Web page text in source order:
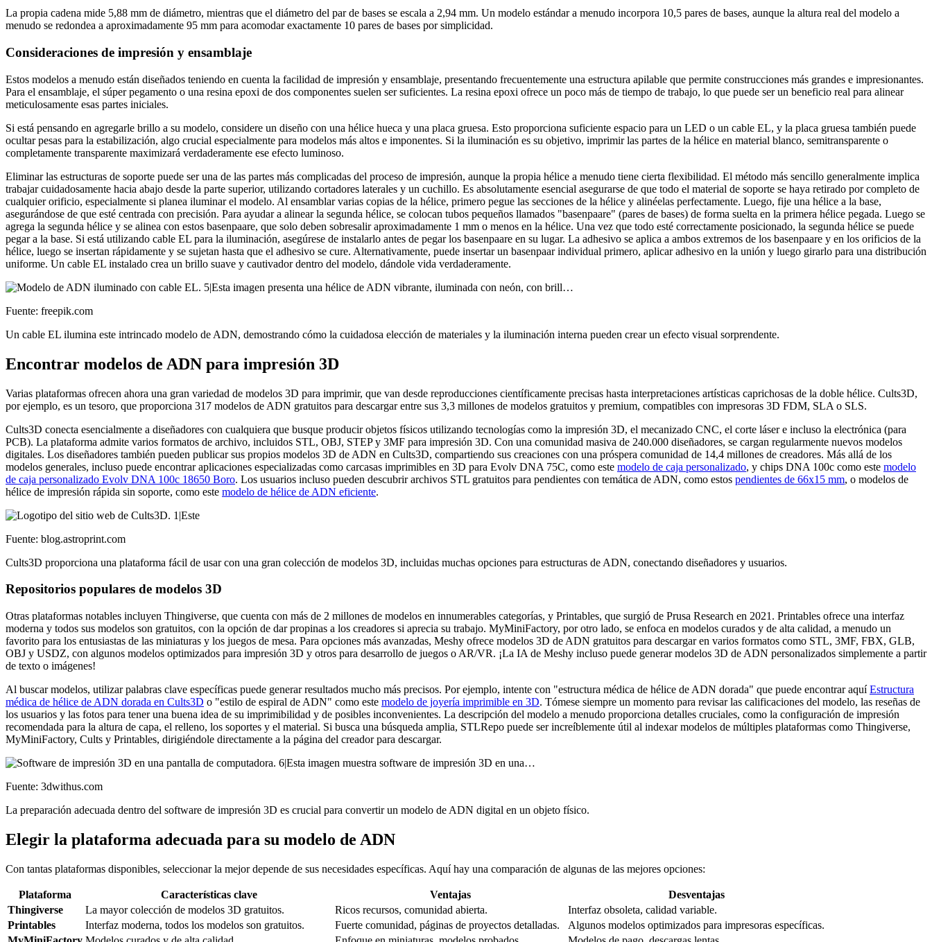
La propia cadena mide 5,88 mm de diámetro, mientras que el diámetro del par de bases se escala a 2,94 mm. Un modelo estándar a menudo incorpora 10,5 pares de bases, aunque la altura real del modelo a
menudo se redondea a aproximadamente 95 mm para acomodar exactamente 10 pares de bases por simplicidad.
Consideraciones de impresión y ensamblaje
Estos modelos a menudo están diseñados teniendo en cuenta la facilidad de impresión y ensamblaje, presentando frecuentemente una estructura apilable que permite construcciones más grandes e impresionantes.
Para el ensamblaje, el súper pegamento o una resina epoxi de dos componentes suelen ser suficientes. La resina epoxi ofrece un poco más de tiempo de trabajo, lo que puede ser un beneficio real para alinear
meticulosamente esas partes iniciales.
Si está pensando en agregarle brillo a su modelo, considere un diseño con una hélice hueca y una placa gruesa. Esto proporciona suficiente espacio para un LED o un cable EL, y la placa gruesa también puede
ocultar pesas para la estabilización, algo crucial especialmente para modelos más altos e imponentes. Si la iluminación es su objetivo, imprimir las partes de la hélice en material blanco, semitransparente o
completamente transparente maximizará verdaderamente ese efecto luminoso.
Eliminar las estructuras de soporte puede ser una de las partes más complicadas del proceso de impresión, aunque la propia hélice a menudo tiene cierta flexibilidad. El método más sencillo generalmente implica
trabajar cuidadosamente hacia abajo desde la parte superior, utilizando cortadores laterales y un cuchillo. Es absolutamente esencial asegurarse de que todo el material de soporte se haya retirado por completo de
cualquier orificio, especialmente si planea iluminar el modelo. Al ensamblar varias copias de la hélice, primero pegue las secciones de la hélice y alinéelas perfectamente. Luego, fije una hélice a la base,
asegurándose de que esté centrada con precisión. Para ayudar a alinear la segunda hélice, se colocan tubos pequeños llamados "basenpaare" (pares de bases) de forma suelta en la primera hélice pegada. Luego se
agrega la segunda hélice y se alinea con estos basenpaare, que solo deben sobresalir aproximadamente 1 mm o menos en la hélice. Una vez que todo esté correctamente posicionado, la segunda hélice se puede
pegar a la base. Si está utilizando cable EL para la iluminación, asegúrese de instalarlo antes de pegar los basenpaare en su lugar. La adhesivo se aplica a ambos extremos de los basenpaare y en los orificios de la
hélice, luego se insertan rápidamente y se sujetan hasta que el adhesivo se cure. Alternativamente, puede insertar un basenpaar individual primero, aplicar adhesivo en la unión y luego girarlo para una distribución
uniforme. Un cable EL instalado crea un brillo suave y cautivador dentro del modelo, dándole vida verdaderamente.
Fuente: freepik.com
Un cable EL ilumina este intrincado modelo de ADN, demostrando cómo la cuidadosa elección de materiales y la iluminación interna pueden crear un efecto visual sorprendente.
Encontrar modelos de ADN para impresión 3D
Varias plataformas ofrecen ahora una gran variedad de modelos 3D para imprimir, que van desde reproducciones científicamente precisas hasta interpretaciones artísticas caprichosas de la doble hélice. Cults3D,
por ejemplo, es un tesoro, que proporciona 317 modelos de ADN gratuitos para descargar entre sus 3,3 millones de modelos gratuitos y premium, compatibles con impresoras 3D FDM, SLA o SLS.
Cults3D conecta esencialmente a diseñadores con cualquiera que busque producir objetos físicos utilizando tecnologías como la impresión 3D, el mecanizado CNC, el corte láser e incluso la electrónica (para
PCB). La plataforma admite varios formatos de archivo, incluidos STL, OBJ, STEP y 3MF para impresión 3D. Con una comunidad masiva de 240.000 diseñadores, se cargan regularmente nuevos modelos
digitales. Los diseñadores también pueden publicar sus propios modelos 3D de ADN en Cults3D, compartiendo sus creaciones con una próspera comunidad de 14,4 millones de creadores. Más allá de los
modelos generales, incluso puede encontrar aplicaciones especializadas como carcasas imprimibles en 3D para Evolv DNA 75C, como este modelo de caja personalizado, y chips DNA 100c como este modelo
de caja personalizado Evolv DNA 100c 18650 Boro. Los usuarios incluso pueden descubrir archivos STL gratuitos para pendientes con temática de ADN, como estos pendientes de 66x15 mm, o modelos de
hélice de impresión rápida sin soporte, como este modelo de hélice de ADN eficiente.
Fuente: blog.astroprint.com
Cults3D proporciona una plataforma fácil de usar con una gran colección de modelos 3D, incluidas muchas opciones para estructuras de ADN, conectando diseñadores y usuarios.
Repositorios populares de modelos 3D
Otras plataformas notables incluyen Thingiverse, que cuenta con más de 2 millones de modelos en innumerables categorías, y Printables, que surgió de Prusa Research en 2021. Printables ofrece una interfaz
moderna y todos sus modelos son gratuitos, con la opción de dar propinas a los creadores si aprecia su trabajo. MyMiniFactory, por otro lado, se enfoca en modelos curados y de alta calidad, a menudo un
favorito para los entusiastas de las miniaturas y los juegos de mesa. Para opciones más avanzadas, Meshy ofrece modelos 3D de ADN gratuitos para descargar en varios formatos como STL, 3MF, FBX, GLB,
OBJ y USDZ, con algunos modelos optimizados para impresión 3D y otros para desarrollo de juegos o AR/VR. ¡La IA de Meshy incluso puede generar modelos 3D de ADN personalizados simplemente a partir
de texto o imágenes!
Al buscar modelos, utilizar palabras clave específicas puede generar resultados mucho más precisos. Por ejemplo, intente con "estructura médica de hélice de ADN dorada" que puede encontrar aquíEstructura
médica de hélice de ADN dorada en Cults3D o "estilo de espiral de ADN" como este modelo de joyería imprimible en 3D. Tómese siempre un momento para revisar las calificaciones del modelo, las reseñas de
los usuarios y las fotos para tener una buena idea de su imprimibilidad y de posibles inconvenientes. La descripción del modelo a menudo proporciona detalles cruciales, como la configuración de impresión
recomendada para la altura de capa, el relleno, los soportes y el material. Si busca una búsqueda amplia, STLRepo puede ser increíblemente útil al indexar modelos de múltiples plataformas como Thingiverse,
MyMiniFactory, Cults y Printables, dirigiéndole directamente a la página del creador para descargar.
Fuente: 3dwithus.com
La preparación adecuada dentro del software de impresión 3D es crucial para convertir un modelo de ADN digital en un objeto físico.
Elegir la plataforma adecuada para su modelo de ADN
Con tantas plataformas disponibles, seleccionar la mejor depende de sus necesidades específicas. Aquí hay una comparación de algunas de las mejores opciones:
Plataforma Características clave Ventajas
Desventajas
Thingiverse
La mayor colección de modelos 3D gratuitos. Ricos recursos, comunidad abierta.
Interfaz obsoleta, calidad variable.
Printables
Interfaz moderna, todos los modelos son gratuitos. Fuerte comunidad, páginas de proyectos detalladas.
Algunos modelos optimizados para impresoras específicas.